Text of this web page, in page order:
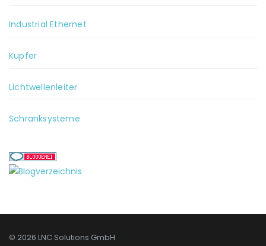
Industrial Ethernet
Kupfer
Lichtwellenleiter
Schranksysteme
© 2026 LNC Solutions GmbH